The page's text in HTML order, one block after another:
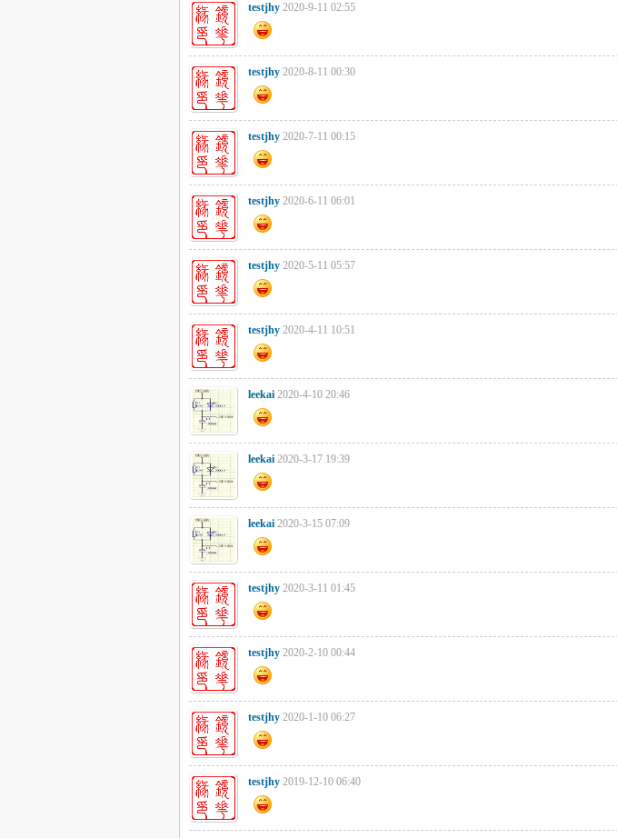
testjhy 2020-9-11 02:55
testjhy 2020-8-11 00:30
testjhy 2020-7-11 00:15
testjhy 2020-6-11 06:01
testjhy 2020-5-11 05:57
testjhy 2020-4-11 10:51
leekai 2020-4-10 20:46
leekai 2020-3-17 19:39
leekai 2020-3-15 07:09
testjhy 2020-3-11 01:45
testjhy 2020-2-10 00:44
testjhy 2020-1-10 06:27
testjhy 2019-12-10 06:40